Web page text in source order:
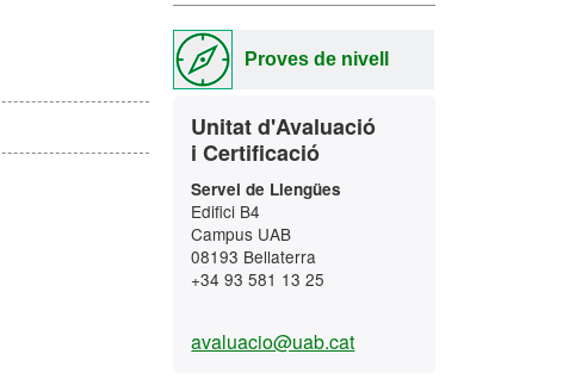
Proves de nivell
Contacte
Unitat d'Avaluació
i Certificació
Servei de Llengües
Edifici B4
Campus UAB
08193 Bellaterra
+34 93 581 13 25
avaluacio@uab.cat